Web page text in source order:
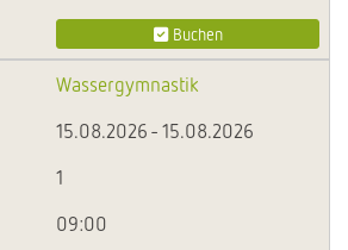
Buchen
Wassergymnastik
15.08.2026 - 15.08.2026
1
09:00